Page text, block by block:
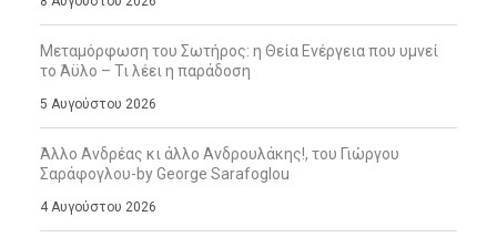
Μεταμόρφωση του Σωτήρος: η Θεία Ενέργεια που υμνεί
το Άϋλο – Τι λέει η παράδοση
5 Αυγούστου 2026
Άλλο Ανδρέας κι άλλο Ανδρουλάκης!, του Γιώργου
Σαράφογλου-by George Sarafoglou
4 Αυγούστου 2026